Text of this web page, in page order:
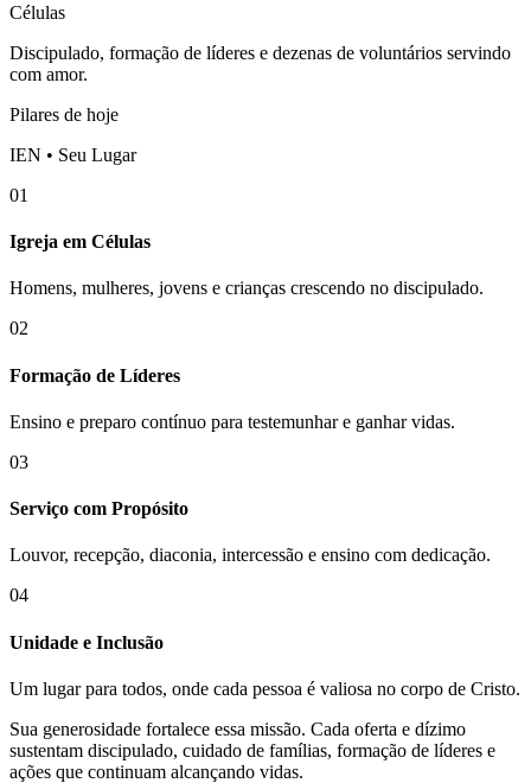
Células
Discipulado, formação de líderes e dezenas de voluntários servindo
com amor.
Pilares de hoje
IEN • Seu Lugar
01
Igreja em Células
Homens, mulheres, jovens e crianças crescendo no discipulado.
02
Formação de Líderes
Ensino e preparo contínuo para testemunhar e ganhar vidas.
03
Serviço com Propósito
Louvor, recepção, diaconia, intercessão e ensino com dedicação.
04
Unidade e Inclusão
Um lugar para todos, onde cada pessoa é valiosa no corpo de Cristo.
Sua generosidade fortalece essa missão. Cada oferta e dízimo
sustentam discipulado, cuidado de famílias, formação de líderes e
ações que continuam alcançando vidas.